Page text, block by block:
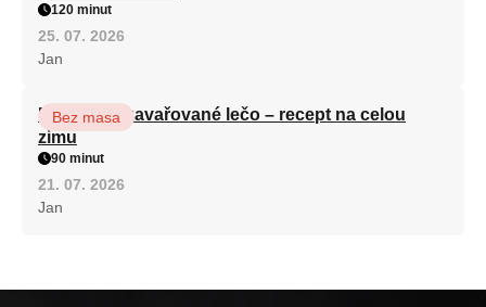
120 minut
25. 07. 2026
Jan
Babiččino zavařované lečo – recept na celou
zimu
Bez masa
90 minut
21. 07. 2026
Jan